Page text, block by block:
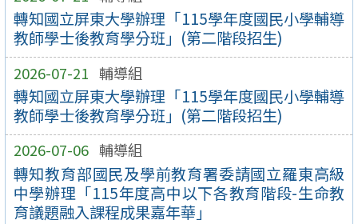
轉知國立屏東大學辦理「115學年度國民小學輔導
教師學士後教育學分班」(第二階段招生)
2026-07-21 輔導組
轉知國立屏東大學辦理「115學年度國民小學輔導
教師學士後教育學分班」(第二階段招生)
2026-07-06 輔導組
轉知教育部國民及學前教育署委請國立羅東高級
中學辦理「115年度高中以下各教育階段-生命教
育議題融入課程成果嘉年華」